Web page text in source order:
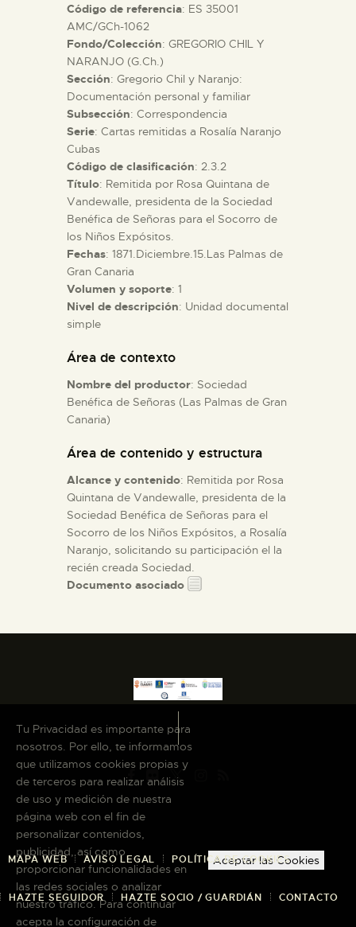
ACTIVIDADES
█
EL MUSEO
COLECCIONES
DIDÁCTICA
ESPAÑOL
Código de referencia: ES 35001
AMC/GCh-1062
Fondo/Colección: GREGORIO CHIL Y
NARANJO (G.Ch.)
Sección: Gregorio Chil y Naranjo:
Documentación personal y familiar
Subsección: Correspondencia
Serie: Cartas remitidas a Rosalía Naranjo
Cubas
Código de clasificación: 2.3.2
Título: Remitida por Rosa Quintana de
Vandewalle, presidenta de la Sociedad
Benéfica de Señoras para el Socorro de
los Niños Expósitos.
Fechas: 1871.Diciembre.15.Las Palmas de
Gran Canaria
Volumen y soporte: 1
Nivel de descripción: Unidad documental
simple
Área de contexto
Nombre del productor: Sociedad
Benéfica de Señoras (Las Palmas de Gran
Canaria)
Área de contenido y estructura
Alcance y contenido: Remitida por Rosa
Quintana de Vandewalle, presidenta de la
Sociedad Benéfica de Señoras para el
Socorro de los Niños Expósitos, a Rosalía
Naranjo, solicitando su participación el la
recién creada Sociedad.
Documento asociado
MAPA WEB AVISO LEGAL POLÍTICA DE COOKIES
HAZTE SEGUIDOR HAZTE SOCIO / GUARDIÁN CONTACTO
Tu Privacidad es importante para
nosotros. Por ello, te informamos
que utilizamos cookies propias y
de terceros para realizar análisis
de uso y medición de nuestra
página web con el fin de
personalizar contenidos,
publicidad, así como
proporcionar funcionalidades en
las redes sociales o analizar
nuestro tráfico. Para continuar
acepta la configuración de
Aceptar las Cookies